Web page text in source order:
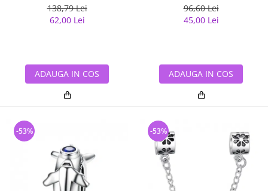
138,79 Lei
62,00 Lei
ADAUGA IN COS
96,60 Lei
45,00 Lei
ADAUGA IN COS
-53% -53%